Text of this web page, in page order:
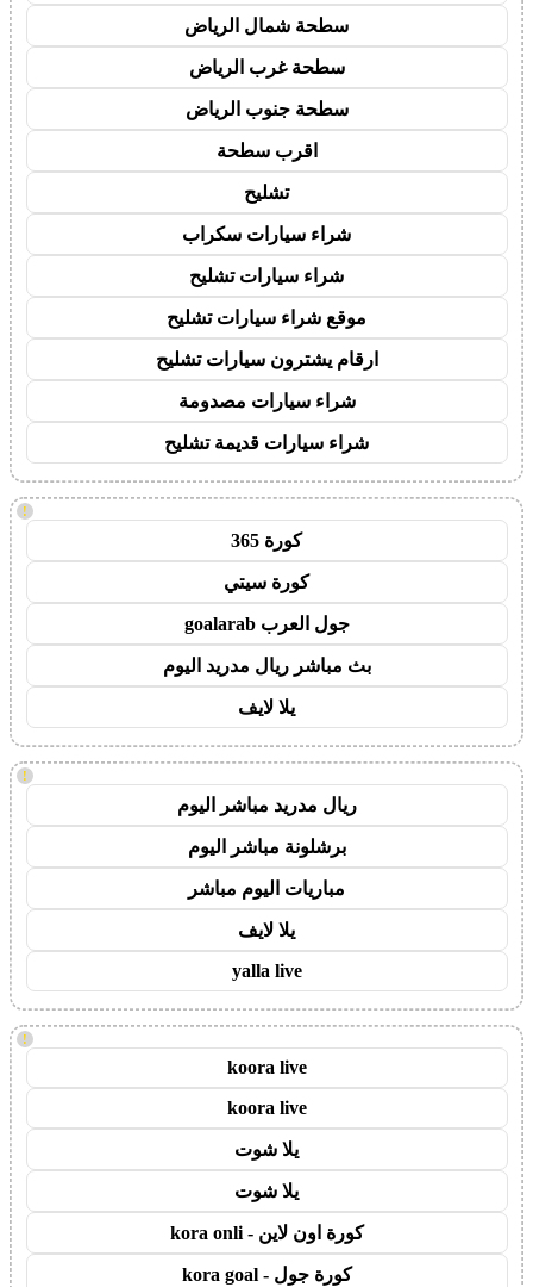
سطحة شمال الرياض
سطحة غرب الرياض
سطحة جنوب الرياض
اقرب سطحة
تشليح
شراء سيارات سكراب
شراء سيارات تشليح
موقع شراء سيارات تشليح
ارقام يشترون سيارات تشليح
شراء سيارات مصدومة
شراء سيارات قديمة تشليح
!
كورة 365
كورة سيتي
جول العرب goalarab
بث مباشر ريال مدريد اليوم
يلا لايف
!
ريال مدريد مباشر اليوم
برشلونة مباشر اليوم
مباريات اليوم مباشر
يلا لايف
yalla live
!
koora live
koora live
يلا شوت
يلا شوت
كورة اون لاين - kora onli
كورة جول - kora goal